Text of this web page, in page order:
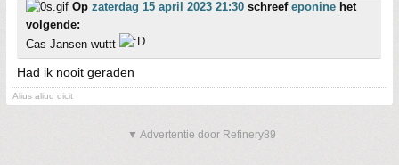
Op zaterdag 15 april 2023 21:30 schreef eponine het
volgende:
Cas Jansen wuttt
Had ik nooit geraden
Alius aliud dicit
▼ Advertentie door Refinery89